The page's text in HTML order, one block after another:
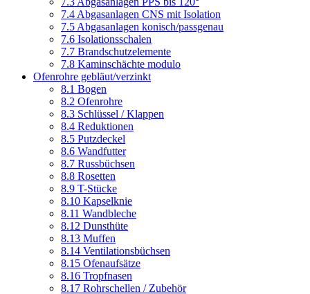
7.4 Abgasanlagen CNS mit Isolation
7.5 Abgasanlagen konisch/passgenau
7.6 Isolationsschalen
7.7 Brandschutzelemente
7.8 Kaminschächte modulo
Ofenrohre gebläut/verzinkt
8.1 Bogen
8.2 Ofenrohre
8.3 Schlüssel / Klappen
8.4 Reduktionen
8.5 Putzdeckel
8.6 Wandfutter
8.7 Russbüchsen
8.8 Rosetten
8.9 T-Stücke
8.10 Kapselknie
8.11 Wandbleche
8.12 Dunsthüte
8.13 Muffen
8.14 Ventilationsbüchsen
8.15 Ofenaufsätze
8.16 Tropfnasen
8.17 Rohrschellen / Zubehör